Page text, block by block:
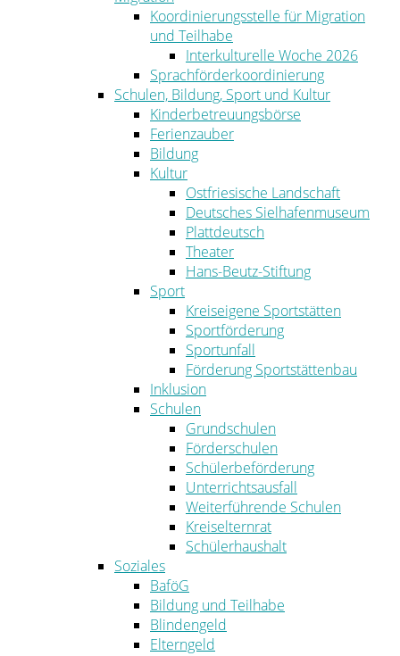
Koordinierungsstelle für Migration
und Teilhabe
Interkulturelle Woche 2026
Sprachförderkoordinierung
Schulen, Bildung, Sport und Kultur
Kinderbetreuungsbörse
Ferienzauber
Bildung
Kultur
Ostfriesische Landschaft
Deutsches Sielhafenmuseum
Plattdeutsch
Theater
Hans-Beutz-Stiftung
Sport
Kreiseigene Sportstätten
Sportförderung
Sportunfall
Förderung Sportstättenbau
Inklusion
Schulen
Grundschulen
Förderschulen
Schülerbeförderung
Unterrichtsausfall
Weiterführende Schulen
Kreiselternrat
Schülerhaushalt
Soziales
BaföG
Bildung und Teilhabe
Blindengeld
Elterngeld